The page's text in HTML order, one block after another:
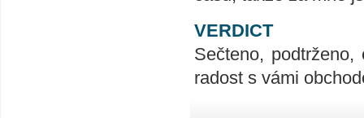
VERDICT
Sečteno,
radost s vámi